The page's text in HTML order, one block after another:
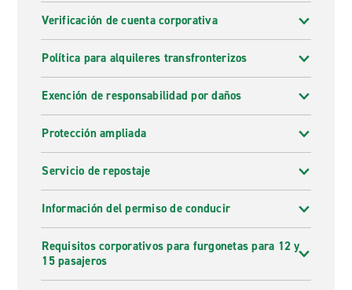
Verificación de cuenta corporativa
Política para alquileres transfronterizos
Exención de responsabilidad por daños
Protección ampliada
Servicio de repostaje
Información del permiso de conducir
Requisitos corporativos para furgonetas para 12 y
15 pasajeros